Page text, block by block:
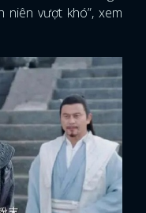
niên vượt khó”, xem